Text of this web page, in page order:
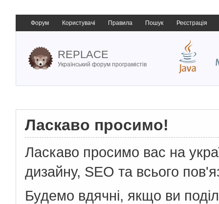
Форум Користувачі Правила Пошук Реєстрація
REPLACE
Український форум програмістів
Ласкаво просимо!
Ласкаво просимо вас на
дизайну, SEO та всього
Будемо вдячні, якщо ви